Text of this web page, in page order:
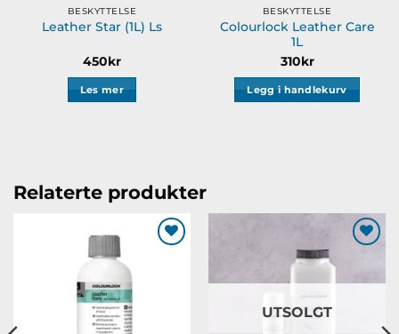
BESKYTTELSE
Leather Star (1L) Ls
450kr
Les mer
BESKYTTELSE
Colourlock Leather Care
1L
310kr
Legg i handlekurv
Relaterte produkter
ønskeliste
ønskeliste
UTSOLGT